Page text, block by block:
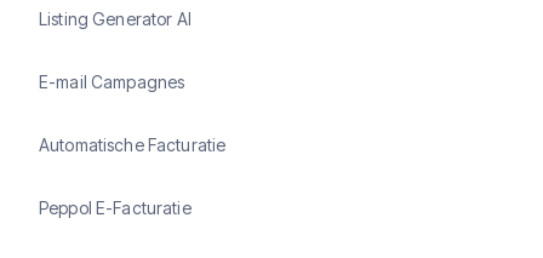
Listing Generator AI
E-mail Campagnes
Automatische Facturatie
Peppol E-Facturatie